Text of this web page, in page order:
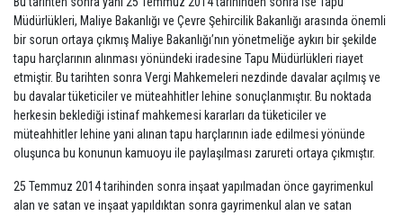
Müdürlükleri, Maliye Bakanlığı ve Çevre Şehircilik Bakanlığı arasında önemli
bir sorun ortaya çıkmış Maliye Bakanlığı’nın yönetmeliğe aykırı bir şekilde
tapu harçlarının alınması yönündeki iradesine Tapu Müdürlükleri riayet
etmiştir. Bu tarihten sonra Vergi Mahkemeleri nezdinde davalar açılmış ve
bu davalar tüketiciler ve müteahhitler lehine sonuçlanmıştır. Bu noktada
herkesin beklediği istinaf mahkemesi kararları da tüketiciler ve
müteahhitler lehine yani alınan tapu harçlarının iade edilmesi yönünde
oluşunca bu konunun kamuoyu ile paylaşılması zarureti ortaya çıkmıştır.
25 Temmuz 2014 tarihinden sonra inşaat yapılmadan önce gayrimenkul
alan ve satan ve inşaat yapıldıktan sonra gayrimenkul alan ve satan